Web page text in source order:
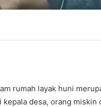
rumah layak huni
desa, orang miskin